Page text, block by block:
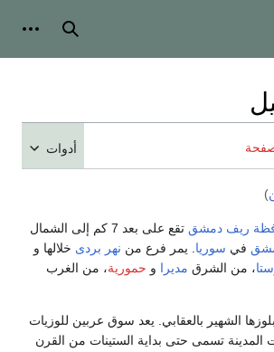
بحث
أدوات
)
ريف دمشق
تقع على بعد 7 كم إلى الشمال
في سوريا . يمر فرع من نهر بردى خلالها و
، من الشرق مديرا و حمورية، من الغرب
الشهير بالعقابي. يعد سوق عربين للوزيات
المدينة تسمى حتى بداية الستينات من القرن